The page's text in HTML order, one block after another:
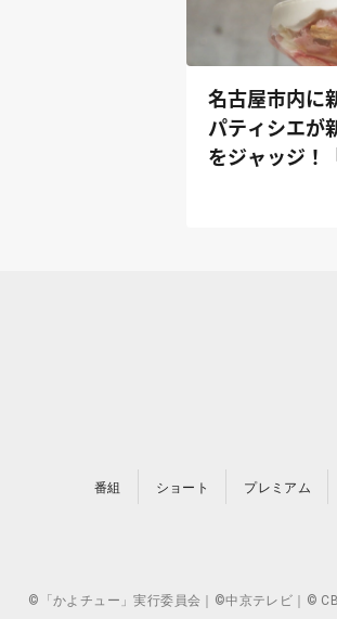
名古屋市内に
パティシエが
をジャッジ！
番組 ショート プレミアム
©「かよチュー」実行委員会｜©中京テレビ｜©